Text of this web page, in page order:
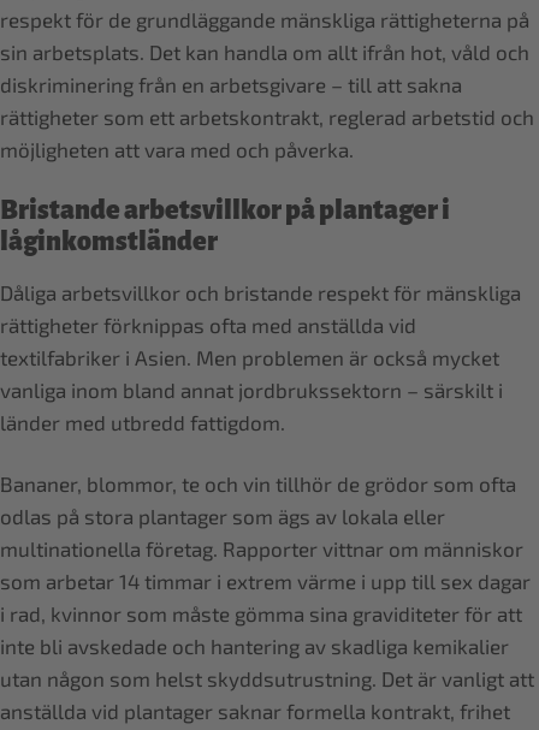
respekt för de grundläggande mänskliga rättigheterna på
sin arbetsplats. Det kan handla om allt ifrån hot, våld och
diskriminering från en arbetsgivare – till att sakna
rättigheter som ett arbetskontrakt, reglerad arbetstid och
möjligheten att vara med och påverka.
Bristande arbetsvillkor på plantager i
låginkomstländer
Dåliga arbetsvillkor och bristande respekt för mänskliga
rättigheter förknippas ofta med anställda vid
textilfabriker i Asien. Men problemen är också mycket
vanliga inom bland annat jordbrukssektorn – särskilt i
länder med utbredd fattigdom.
Bananer, blommor, te och vin tillhör de grödor som ofta
odlas på stora plantager som ägs av lokala eller
multinationella företag. Rapporter vittnar om människor
som arbetar 14 timmar i extrem värme i upp till sex dagar
i rad, kvinnor som måste gömma sina graviditeter för att
inte bli avskedade och hantering av skadliga kemikalier
utan någon som helst skyddsutrustning. Det är vanligt att
anställda vid plantager saknar formella kontrakt, frihet